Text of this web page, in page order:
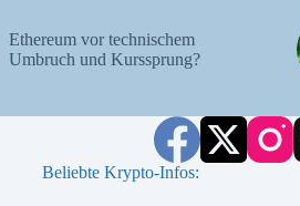
Ethereum vor technischem
Umbruch und Kurssprung?
Beliebte Krypto-Infos: